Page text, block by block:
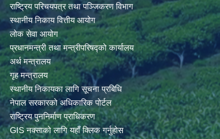
राष्ट्रिय परिचयपत्र तथा पञ्जिकरण विभाग
स्थानीय निकाय वित्तीय आयोग
लोक सेवा आयोग
प्रधानमन्त्री तथा मन्त्रीपरिषद्को कार्यालय
अर्थ मन्त्रालय
गृह मन्त्रालय
स्थानीय निकायका लागि सूचना प्रबिधि
नेपाल सरकारको अधिकारिक पोर्टल
राष्ट्रिय पुननिर्माण प्राधिकरण
GIS नक्साको लागि यहाँ क्लिक गर्नुहोस